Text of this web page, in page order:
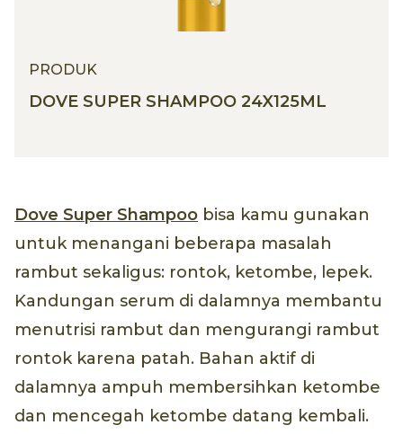
PRODUK
DOVE SUPER SHAMPOO 24X125ML
Dove Super Shampoo bisa kamu gunakan
untuk menangani beberapa masalah
rambut sekaligus: rontok, ketombe, lepek.
Kandungan serum di dalamnya membantu
menutrisi rambut dan mengurangi rambut
rontok karena patah. Bahan aktif di
dalamnya ampuh membersihkan ketombe
dan mencegah ketombe datang kembali.